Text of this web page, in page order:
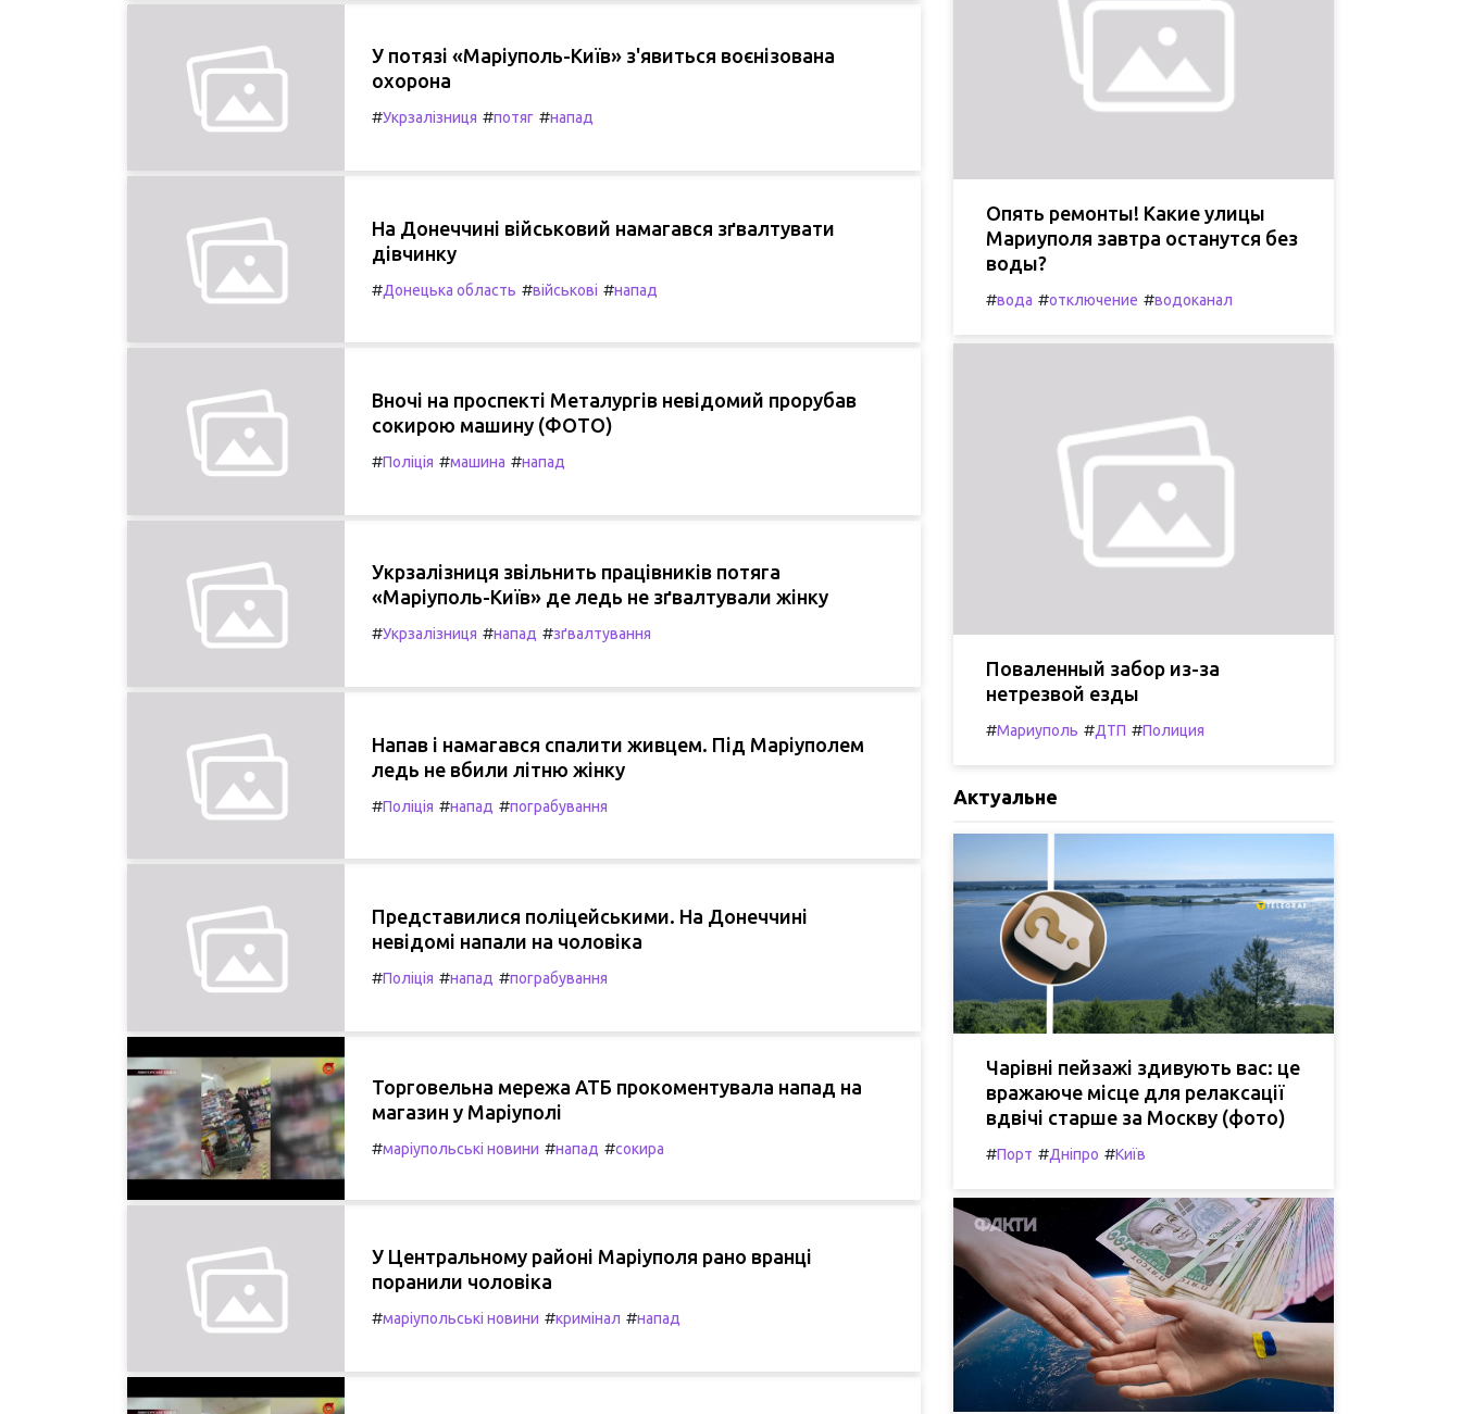
У потязі «Маріуполь-Київ» з'явиться воєнізована
охорона
#Укрзалізниця #потяг #напад
На Донеччині військовий намагався зґвалтувати
дівчинку
#Донецька область #військові #напад
Вночі на проспекті Металургів невідомий прорубав
сокирою машину (ФОТО)
#Поліція #машина #напад
Укрзалізниця звільнить працівників потяга
«Маріуполь-Київ» де ледь не зґвалтували жінку
#Укрзалізниця #напад #зґвалтування
Напав і намагався спалити живцем. Під Маріуполем
ледь не вбили літню жінку
#Поліція #напад #пограбування
Представилися поліцейськими. На Донеччині
невідомі напали на чоловіка
#Поліція #напад #пограбування
Торговельна мережа АТБ прокоментувала напад на
магазин у Маріуполі
#маріупольські новини #напад #сокира
У Центральному районі Маріуполя рано вранці
поранили чоловіка
#маріупольські новини #кримінал #напад
Опять ремонты! Какие улицы
Мариуполя завтра останутся без
воды?
#вода #отключение #водоканал
Поваленный забор из-за
нетрезвой езды
#Мариуполь #ДТП #Полиция
Актуальне
Чарівні пейзажі здивують вас: це
вражаюче місце для релаксації
вдвічі старше за Москву (фото)
#Порт #Дніпро #Київ